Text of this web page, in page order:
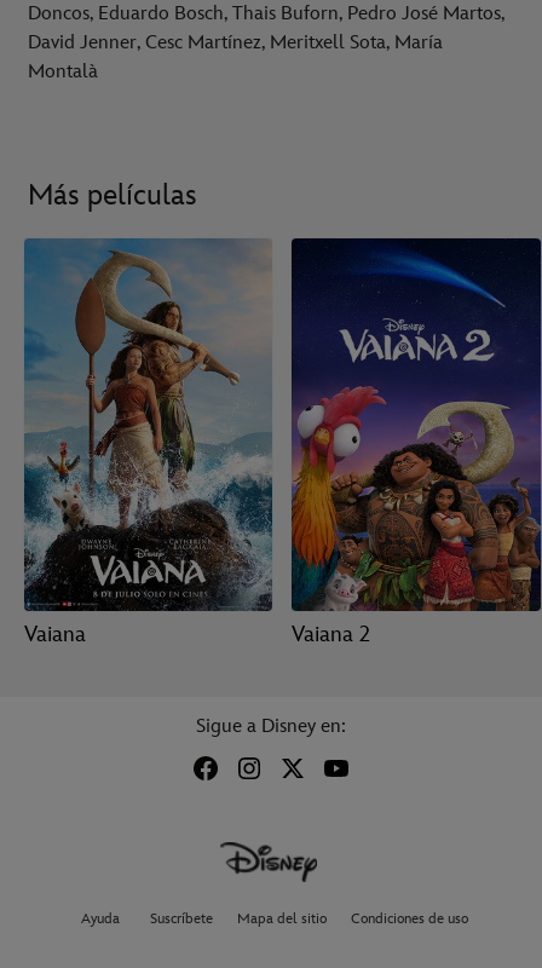
Doncos, Eduardo Bosch, Thais Buforn, Pedro José Martos,
David Jenner, Cesc Martínez, Meritxell Sota, María
Montalà
Más películas
Vaiana Vaiana 2
Sigue a Disney en:
Ayuda Suscríbete Mapa del sitio Condiciones de uso